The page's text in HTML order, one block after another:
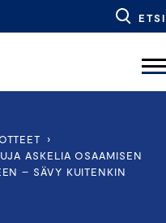
ETSI
›
ASKELIA OSAAMISEN
– SÄVY KUITENKIN